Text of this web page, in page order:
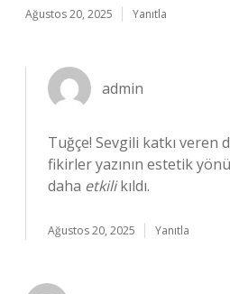
Ağustos 20, 2025 Yanıtla
admin
Tuğçe! Sevgili katkı veren
fikirler yazının estetik
daha etkilikıldı.
Ağustos 20, 2025 Yanıtla